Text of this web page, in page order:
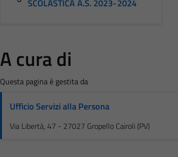
SCOLASTICA A.S. 2023-2024
A cura di
Questa pagina è gestita da
Ufficio Servizi alla Persona
Via Libertà, 47 - 27027 Gropello Cairoli (PV)